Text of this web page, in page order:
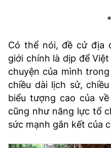
Có thể nói, đề cử địa
giới chính là dịp để
chuyện của mình
chiều dài lịch sử,
biểu tượng cao của
cũng như năng lực tổ
sức mạnh gắn kết của